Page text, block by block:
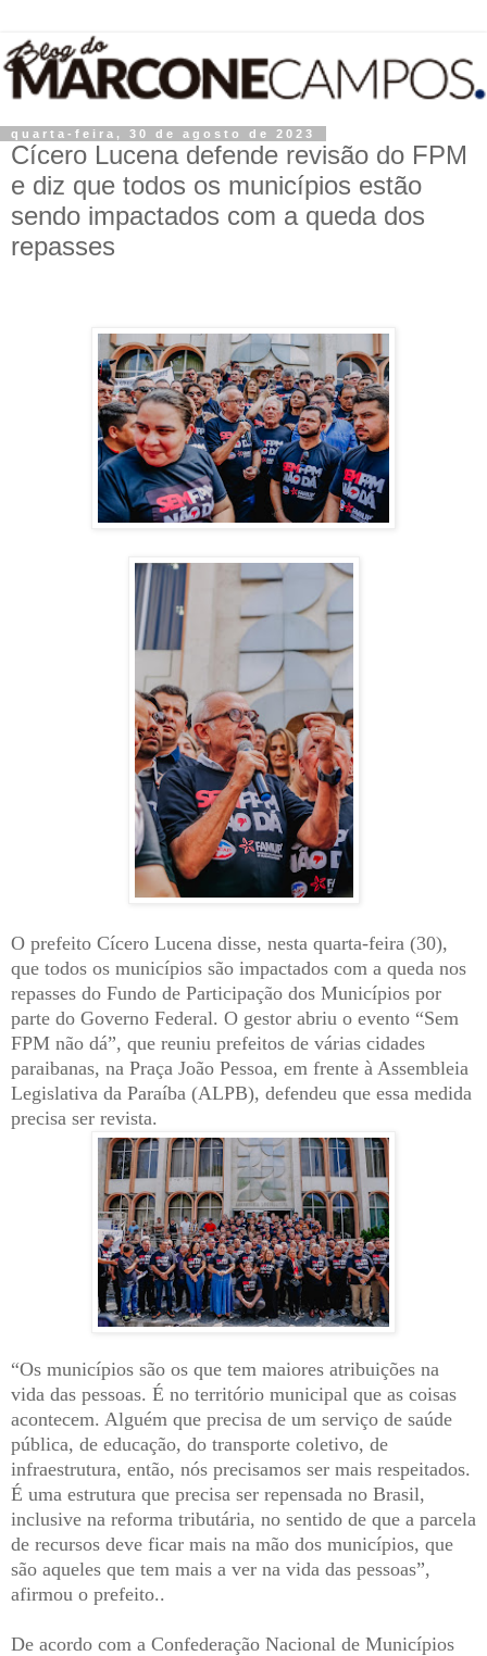
quarta-feira, 30 de agosto de 2023
Cícero Lucena defende revisão do FPM
e diz que todos os municípios estão
sendo impactados com a queda dos
repasses
O prefeito Cícero Lucena disse, nesta quarta-feira (30),
que todos os municípios são impactados com a queda nos
repasses do Fundo de Participação dos Municípios por
parte do Governo Federal. O gestor abriu o evento “Sem
FPM não dá”, que reuniu prefeitos de várias cidades
paraibanas, na Praça João Pessoa, em frente à Assembleia
Legislativa da Paraíba (ALPB), defendeu que essa medida
precisa ser revista.
“Os municípios são os que tem maiores atribuições na
vida das pessoas. É no território municipal que as coisas
acontecem. Alguém que precisa de um serviço de saúde
pública, de educação, do transporte coletivo, de
infraestrutura, então, nós precisamos ser mais respeitados.
É uma estrutura que precisa ser repensada no Brasil,
inclusive na reforma tributária, no sentido de que a parcela
de recursos deve ficar mais na mão dos municípios, que
são aqueles que tem mais a ver na vida das pessoas”,
afirmou o prefeito..
De acordo com a Confederação Nacional de Municípios